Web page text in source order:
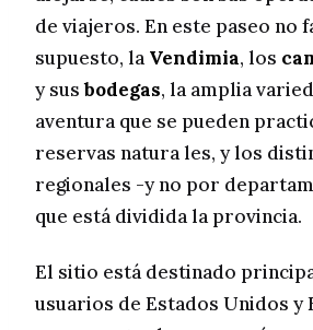
de viajeros. En este paseo no
supuesto, la Vendimia, los
y susbodegas, la amplia
aventura que se pueden
reservas natura les, y los
regionales -y no por
que está dividida la provincia.
El sitio está destinado
usuarios de Estados Unidos y